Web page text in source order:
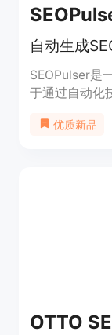
自动生成
SEOPulser是
于通过自动化
索引擎的可
优质新品
OTTO